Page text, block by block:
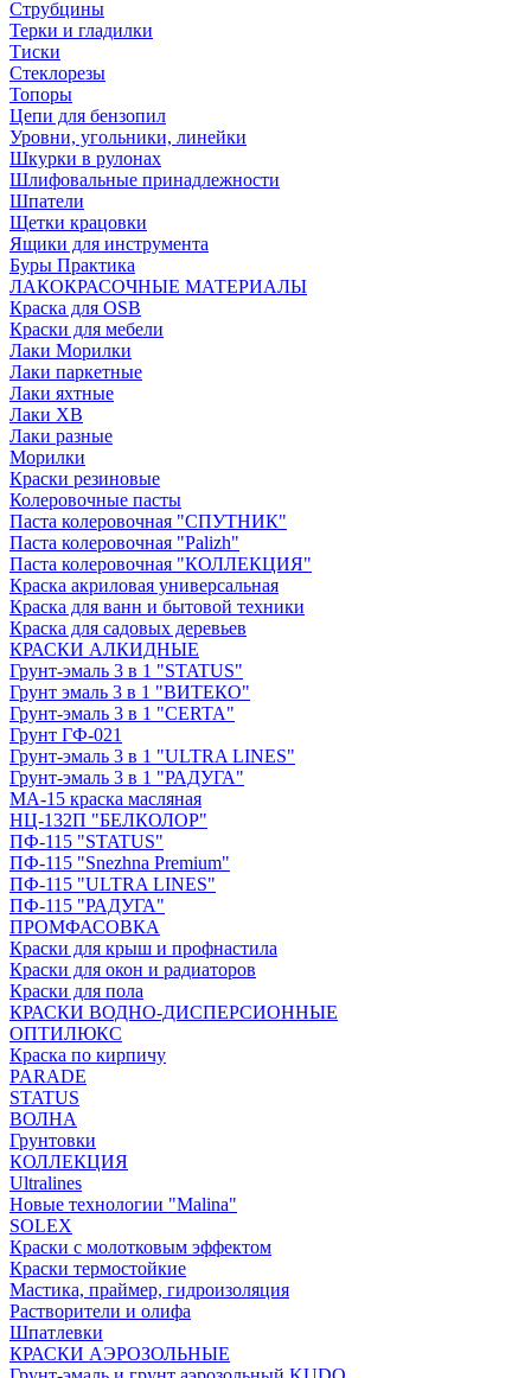
Струбцины
Терки и гладилки
Тиски
Стеклорезы
Топоры
Цепи для бензопил
Уровни, угольники, линейки
Шкурки в рулонах
Шлифовальные принадлежности
Шпатели
Щетки крацовки
Ящики для инструмента
Буры Практика
ЛАКОКРАСОЧНЫЕ МАТЕРИАЛЫ
Краска для OSB
Краски для мебели
Лаки Морилки
Лаки паркетные
Лаки яхтные
Лаки ХВ
Лаки разные
Морилки
Краски резиновые
Колеровочные пасты
Паста колеровочная "СПУТНИК"
Паста колеровочная "Palizh"
Паста колеровочная "КОЛЛЕКЦИЯ"
Краска акриловая универсальная
Краска для ванн и бытовой техники
Краска для садовых деревьев
КРАСКИ АЛКИДНЫЕ
Грунт-эмаль 3 в 1 "STATUS"
Грунт эмаль 3 в 1 "ВИТЕКО"
Грунт-эмаль 3 в 1 "CERTA"
Грунт ГФ-021
Грунт-эмаль 3 в 1 "ULTRA LINES"
Грунт-эмаль 3 в 1 "РАДУГА"
МА-15 краска масляная
НЦ-132П "БЕЛКОЛОР"
ПФ-115 "STATUS"
ПФ-115 "Snezhna Premium"
ПФ-115 "ULTRA LINES"
ПФ-115 "РАДУГА"
ПРОМФАСОВКА
Краски для крыш и профнастила
Краски для окон и радиаторов
Краски для пола
КРАСКИ ВОДНО-ДИСПЕРСИОННЫЕ
ОПТИЛЮКС
Краска по кирпичу
PARADE
STATUS
ВОЛНА
Грунтовки
КОЛЛЕКЦИЯ
Ultralines
Новые технологии "Malina"
SOLEX
Краски с молотковым эффектом
Краски термостойкие
Мастика, праймер, гидроизоляция
Растворители и олифа
Шпатлевки
КРАСКИ АЭРОЗОЛЬНЫЕ